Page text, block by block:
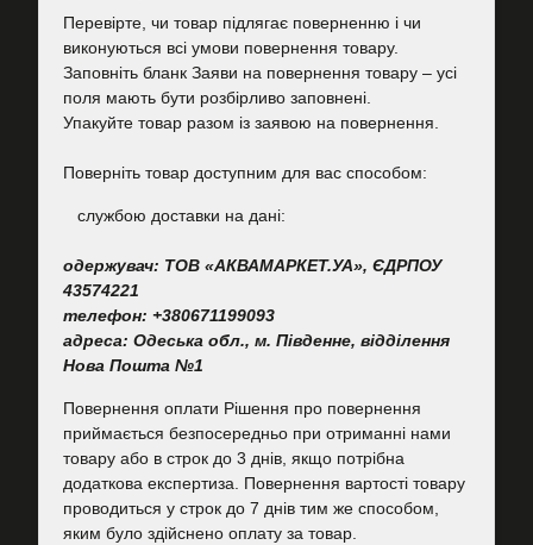
Перевірте, чи товар підлягає поверненню і чи
виконуються всі умови повернення товару.
Заповніть бланк Заяви на повернення товару – усі
поля мають бути розбірливо заповнені.
Упакуйте товар разом із заявою на повернення.
Поверніть товар доступним для вас способом:
cлужбою доставки на дані:
одержувач: ТОВ «АКВАМАРКЕТ.УА», ЄДРПОУ
43574221
телефон: +380671199093
адреса: Одеська обл., м. Південне, відділення
Нова Пошта №1
Повернення оплати Рішення про повернення
приймається безпосередньо при отриманні нами
товару або в строк до 3 днів, якщо потрібна
додаткова експертиза. Повернення вартості товару
проводиться у строк до 7 днів тим же способом,
яким було здійснено оплату за товар.